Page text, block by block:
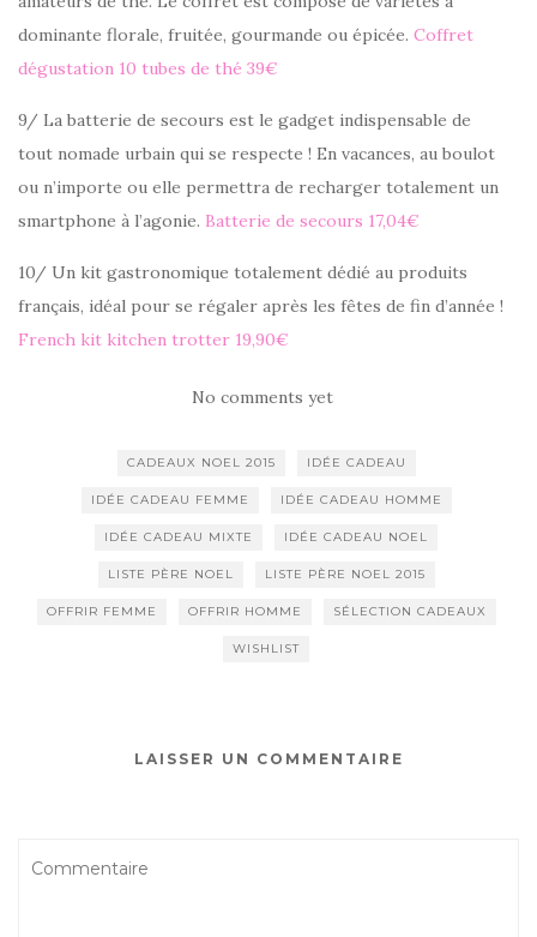
dominante florale, fruitée, gourmande ou épicée. Coffret
dégustation 10 tubes de thé 39€
9/ La batterie de secours est le gadget indispensable de
tout nomade urbain qui se respecte ! En vacances, au boulot
ou n’importe ou elle permettra de recharger totalement un
smartphone à l’agonie. Batterie de secours 17,04€
10/ Un kit gastronomique totalement dédié au produits
français, idéal pour se régaler après les fêtes de fin d’année !
French kit kitchen trotter 19,90€
No comments yet
CADEAUX NOEL 2015 IDÉE CADEAU
IDÉE CADEAU FEMME IDÉE CADEAU HOMME
IDÉE CADEAU MIXTE IDÉE CADEAU NOEL
LISTE PÈRE NOEL LISTE PÈRE NOEL 2015
OFFRIR FEMME OFFRIR HOMME SÉLECTION CADEAUX
WISHLIST
LAISSER UN COMMENTAIRE